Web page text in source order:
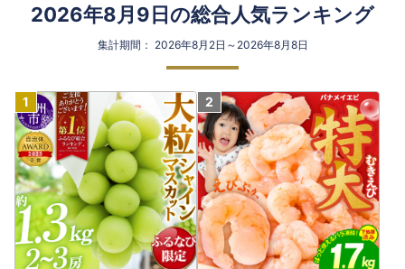
2026年8月9日の総合人気ランキング
集計期間： 2026年8月2日～2026年8月8日